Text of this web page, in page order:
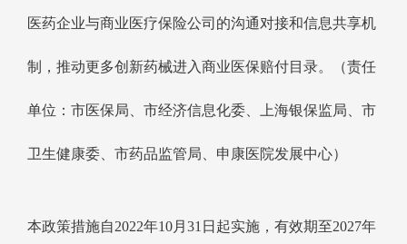
医药企业与商业医疗保险公司的沟通对接和信息共享机
制，推动更多创新药械进入商业医保赔付目录。（责任
单位：市医保局、市经济信息化委、上海银保监局、市
卫生健康委、市药品监管局、申康医院发展中心）
本政策措施自2022年10月31日起实施，有效期至2027年